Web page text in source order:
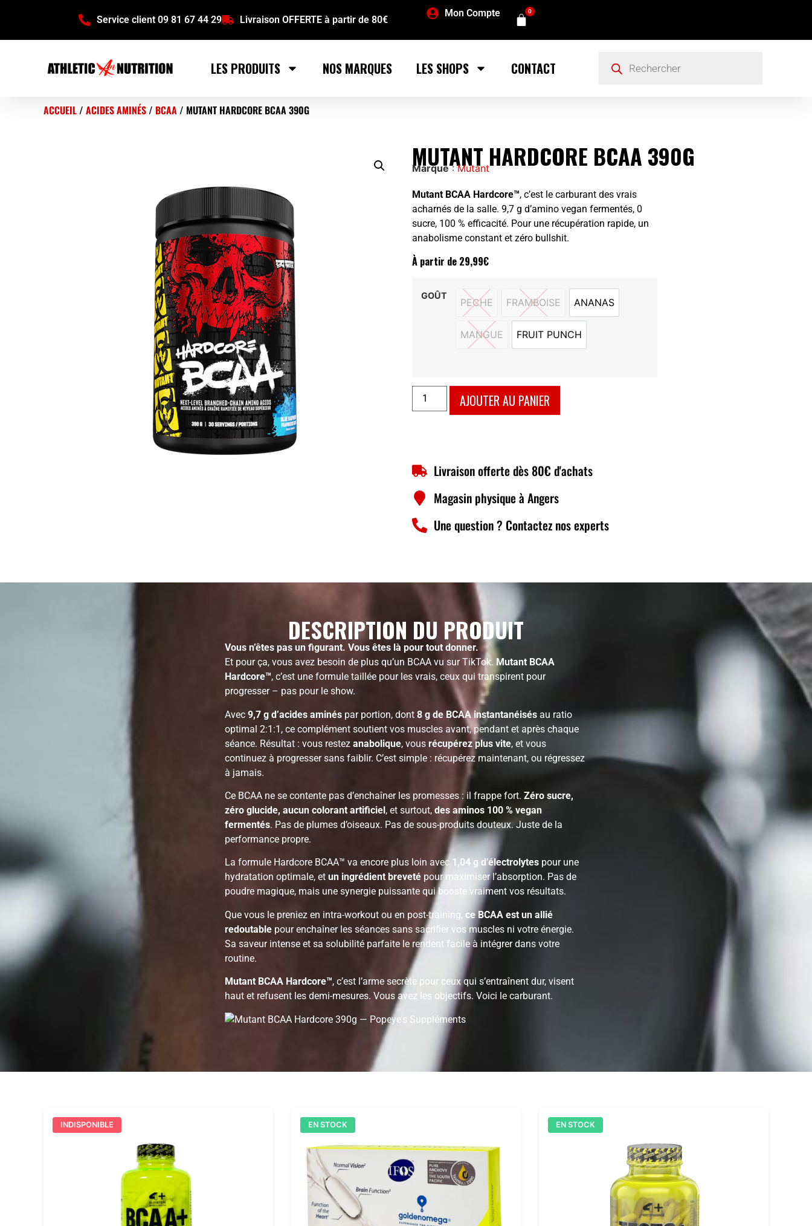
Service client 09 81 67 44 29 Livraison OFFERTE à partir de 80€
Mon Compte 0
LES PRODUITS NOS MARQUES LES SHOPS CONTACT
ACCUEIL/ ACIDES AMINÉS/ BCAA/ MUTANT HARDCORE BCAA 390G
MUTANT HARDCORE BCAA 390G
Marque:Mutant
Mutant BCAA Hardcore™, c’est le carburant des vrais
acharnés de la salle. 9,7 g d’amino vegan fermentés, 0
sucre, 100 % efficacité. Pour une récupération rapide, un
anabolisme constant et zéro bullshit.
À partir de 29,99€
GOÛT
PECHE
PECHE
FRAMBOISE
FRAMBOISE
ANANAS
ANANAS
MANGUE
MANGUE
FRUIT PUNCH
FRUIT PUNCH
AJOUTER AU PANIER
Livraison offerte dès 80€ d'achats
Magasin physique à Angers
Une question ? Contactez nos experts
DESCRIPTION DU PRODUIT
Vous n’êtes pas un figurant. Vous êtes là pour tout donner.
Et pour ça, vous avez besoin de plus qu’un BCAA vu sur TikTok. Mutant BCAA
Hardcore™, c’est une formule taillée pour les vrais, ceux qui transpirent pour
progresser – pas pour le show.
Avec 9,7 g d’acides aminés par portion, dont 8 g de BCAA instantanéisés au ratio
optimal 2:1:1, ce complément soutient vos muscles avant, pendant et après chaque
séance. Résultat : vous restez anabolique, vous récupérez plus vite, et vous
continuez à progresser sans faiblir. C’est simple : récupérez maintenant, ou régressez
à jamais.
Ce BCAA ne se contente pas d’enchaîner les promesses : il frappe fort. Zéro sucre,
zéro glucide, aucun colorant artificiel, et surtout, des aminos 100 % vegan
fermentés. Pas de plumes d’oiseaux. Pas de sous-produits douteux. Juste de la
performance propre.
La formule Hardcore BCAA™ va encore plus loin avec 1,04 g d’électrolytes pour une
hydratation optimale, et un ingrédient breveté pour maximiser l’absorption. Pas de
poudre magique, mais une synergie puissante qui booste vraiment vos résultats.
Que vous le preniez en intra-workout ou en post-training, ce BCAA est un allié
redoutable pour enchaîner les séances sans sacrifier vos muscles ni votre énergie.
Sa saveur intense et sa solubilité parfaite le rendent facile à intégrer dans votre
routine.
Mutant BCAA Hardcore™, c’est l’arme secrète pour ceux qui s’entraînent dur, visent
haut et refusent les demi-mesures. Vous avez les objectifs. Voici le carburant.
INDISPONIBLE EN STOCK EN STOCK